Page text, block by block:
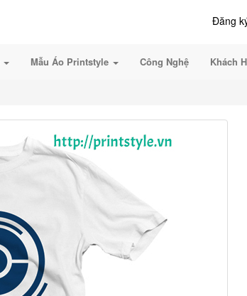
Đăng
Mẫu Áo Printstyle Công Nghệ Khách